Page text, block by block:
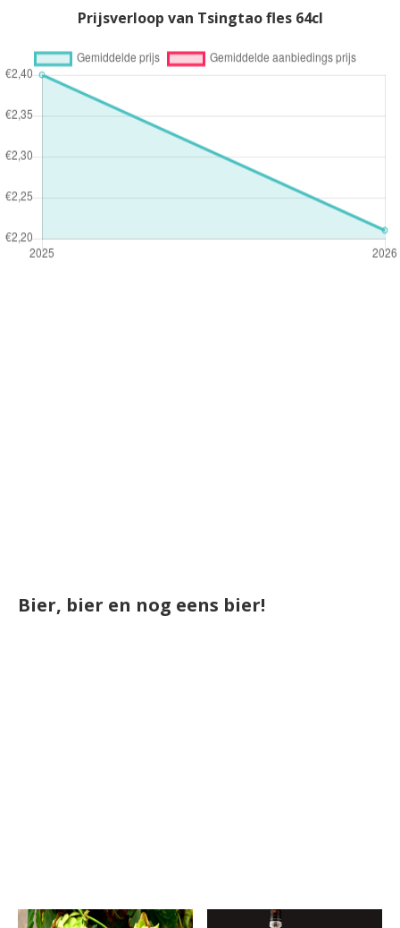
Prijsverloop van Tsingtao fles 64cl
Bier, bier en nog eens bier!